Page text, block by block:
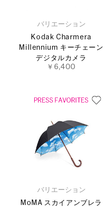
バリエーション
Kodak Charmera
Millennium キーチェーン
デジタルカメラ
￥6,400
バリエーション
MoMA スカイアンブレラ